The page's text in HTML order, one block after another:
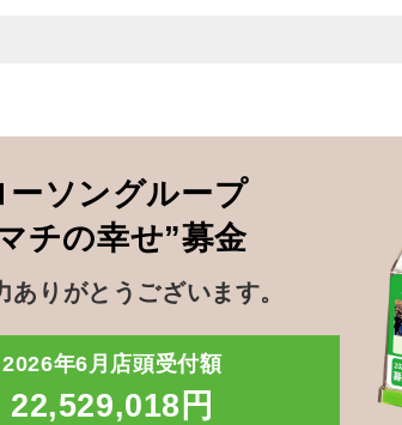
ーソングループ
チの幸せ”募金
ありがとうございます。
2026年6月店頭受付額
22,529,018円